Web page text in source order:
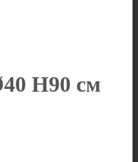
H90 см